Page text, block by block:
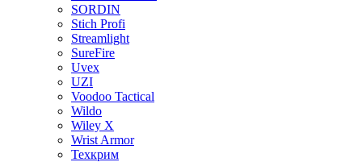
SORDIN
Stich Profi
Streamlight
SureFire
Uvex
UZI
Voodoo Tactical
Wildo
Wiley X
Wrist Armor
Техкрим